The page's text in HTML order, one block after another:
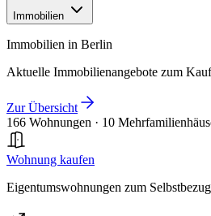
Immobilien
Immobilien in Berlin
Aktuelle Immobilienangebote zum
Zur Übersicht
166 Wohnungen · 10
Wohnung kaufen
Eigentumswohnungen zum